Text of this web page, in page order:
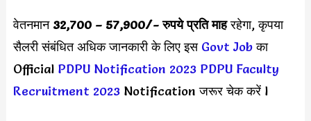
वेतनमान 32,700 – 57,900/- रुपये प्रति माहरहेगा, कृपया
सैलरी संबंधित अधिक जानकारी के लिए इस Govt Jobका
Official PDPU Notification 2023 PDPU Faculty
Recruitment 2023Notification जरूर चेक करें l